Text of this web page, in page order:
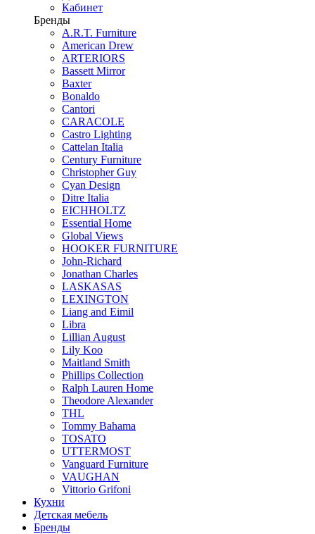
Кабинет
Бренды
A.R.T. Furniture
American Drew
ARTERIORS
Bassett Mirror
Baxter
Bonaldo
Cantori
CARACOLE
Castro Lighting
Cattelan Italia
Century Furniture
Christopher Guy
Cyan Design
Ditre Italia
EICHHOLTZ
Essential Home
Global Views
HOOKER FURNITURE
John-Richard
Jonathan Charles
LASKASAS
LEXINGTON
Liang and Eimil
Libra
Lillian August
Lily Koo
Maitland Smith
Phillips Collection
Ralph Lauren Home
Theodore Alexander
THL
Tommy Bahama
TOSATO
UTTERMOST
Vanguard Furniture
VAUGHAN
Vittorio Grifoni
Кухни
Детская мебель
Бренды